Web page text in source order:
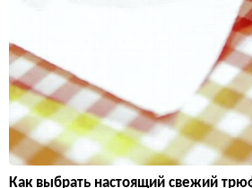
Как выбрать настоящий свежий